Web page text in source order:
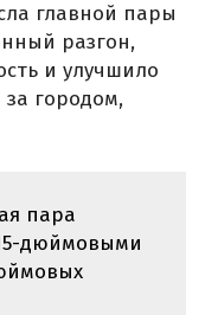
главной пары
разгон,
и улучшило
городом,
пара
дюймовыми